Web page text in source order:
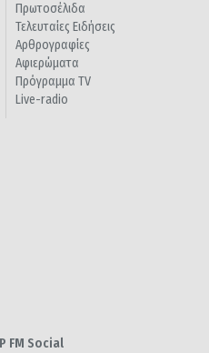
Πρωτοσέλιδα
Τελευταίες Ειδήσεις
Αρθρογραφίες
Αφιερώματα
Πρόγραμμα TV
Live-radio
FM Social